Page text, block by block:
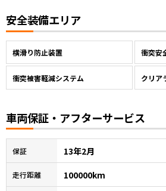
安全装備エリア
横滑り防止装置 衝突安
衝突被害軽減システム クリア
車両保証・アフターサービス
保証 13年2月
走行距離 100000km